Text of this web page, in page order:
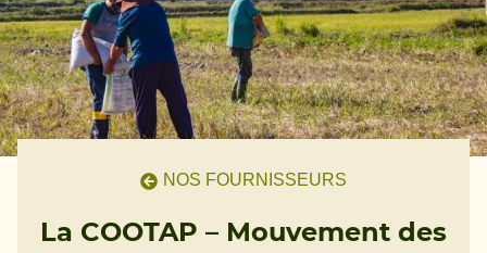
NOS FOURNISSEURS
La COOTAP – Mouvement des